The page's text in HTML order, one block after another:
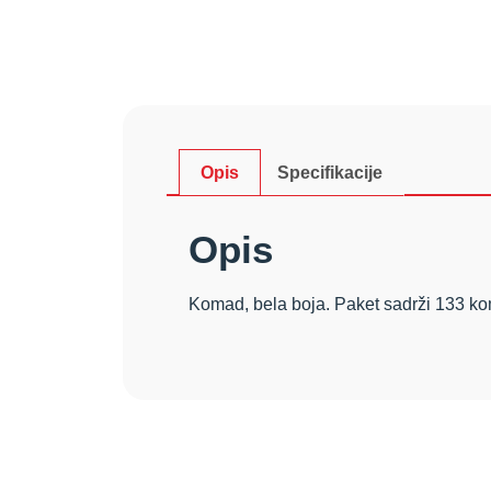
Opis Specifikacije
Opis
Komad, bela boja. Paket sadrži 133